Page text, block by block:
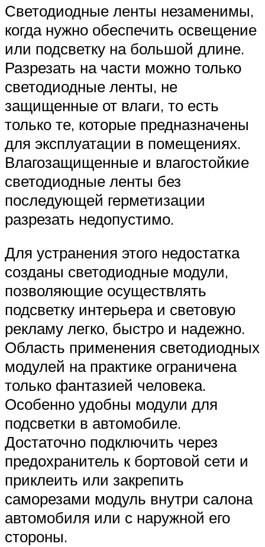
Светодиодные ленты незаменимы,
когда нужно обеспечить освещение
или подсветку на большой длине.
Разрезать на части можно только
светодиодные ленты, не
защищенные от влаги, то есть
только те, которые предназначены
для эксплуатации в помещениях.
Влагозащищенные и влагостойкие
светодиодные ленты без
последующей герметизации
разрезать недопустимо.
Для устранения этого недостатка
созданы светодиодные модули,
позволяющие осуществлять
подсветку интерьера и световую
рекламу легко, быстро и надежно.
Область применения светодиодных
модулей на практике ограничена
только фантазией человека.
Особенно удобны модули для
подсветки в автомобиле.
Достаточно подключить через
предохранитель к бортовой сети и
приклеить или закрепить
саморезами модуль внутри салона
автомобиля или с наружной его
стороны.